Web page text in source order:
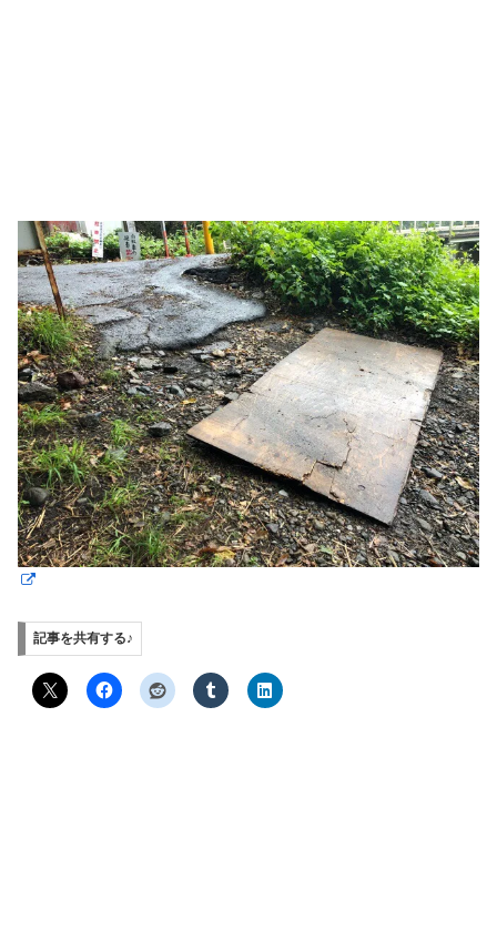
記事を共有する♪